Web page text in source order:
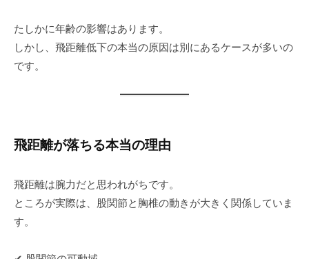
たしかに年齢の影響はあります。
しかし、飛距離低下の本当の原因は別にあるケースが多いの
です。
飛距離が落ちる本当の理由
飛距離は腕力だと思われがちです。
ところが実際は、股関節と胸椎の動きが大きく関係していま
す。